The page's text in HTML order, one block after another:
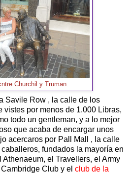
Churchil y Truman.
Row , la calle de los
vistes por menos de 1.000 Libras,
todo un gentleman, y a lo mejor
que acaba de encargar unos
acercaros por Pall Mall , la calle
fundados la mayoría en
el Travellers, el Army
Club y el club de la